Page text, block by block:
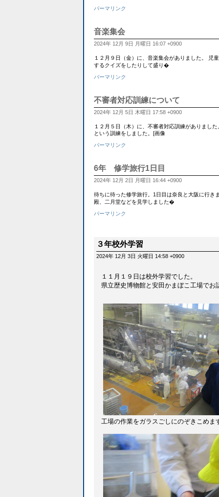
パーマリンク
音楽集会
2024年 12月 9日 月曜日 16:07 +0900
１２月９日（金）に、音楽集会がありました。 児
するクイズをしたりして盛り�
パーマリンク
不審者対応訓練について
2024年 12月 5日 木曜日 17:58 +0900
１２月５日（木）に、不審者対応訓練がありまし
という訓練をしました。[画像
パーマリンク
6年 修学旅行1日目
2024年 12月 2日 月曜日 16:44 +0900
待ちに待った修学旅行。1日目は奈良と大阪に行き
殿、二月堂などを見学しました�
パーマリンク
３年校外学習
2024年 12月 3日 火曜日 14:58 +0900
１１月１９日は校外学習でした。
県立歴史博物館と安田かまぼこ工場で
工場の作業をガラスごしにのぞきこめま